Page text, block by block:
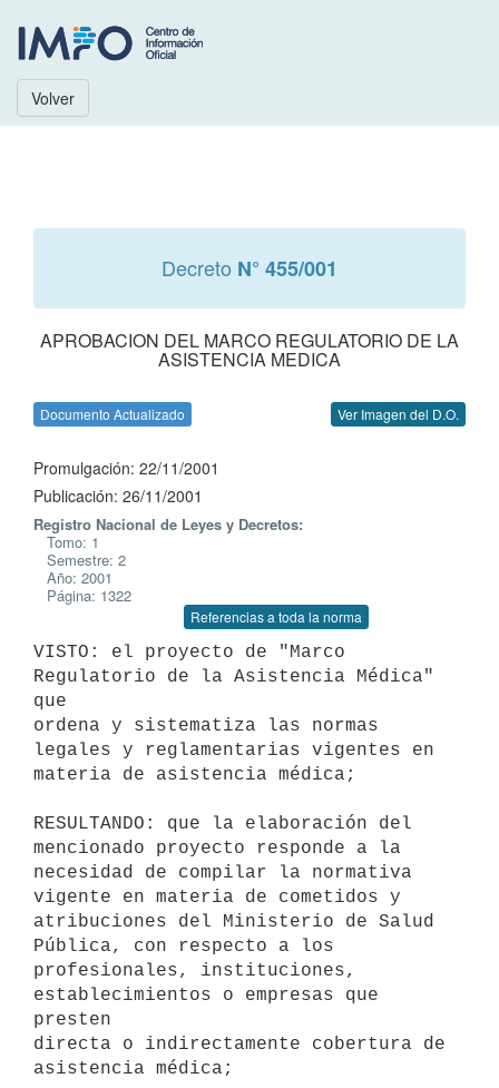
Volver
Decreto N° 455/001
APROBACION DEL MARCO REGULATORIO DE LA
ASISTENCIA MEDICA
Documento Actualizado Ver Imagen del D.O.
Promulgación: 22/11/2001
Publicación: 26/11/2001
Registro Nacional de Leyes y Decretos:
Tomo: 1
Semestre: 2
Año: 2001
Página: 1322
Referencias a toda la norma
VISTO: el proyecto de "Marco
Regulatorio de la Asistencia Médica"
que
ordena y sistematiza las normas
legales y reglamentarias vigentes en
materia de asistencia médica;
RESULTANDO: que la elaboración del
mencionado proyecto responde a la
necesidad de compilar la normativa
vigente en materia de cometidos y
atribuciones del Ministerio de Salud
Pública, con respecto a los
profesionales, instituciones,
establecimientos o empresas que
presten
directa o indirectamente cobertura de
asistencia médica;